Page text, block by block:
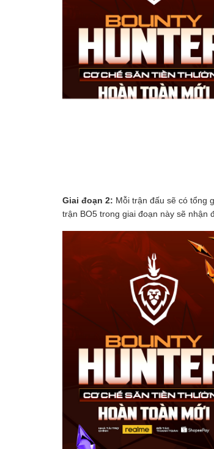
Giai đoạn 2: Mỗi trận đấu sẽ có tổng
trận BO5 trong giai đoạn này sẽ nhận